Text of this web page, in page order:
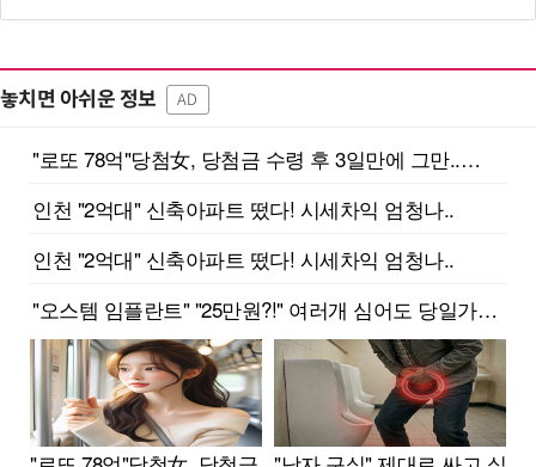
놓치면 아쉬운 정보 AD